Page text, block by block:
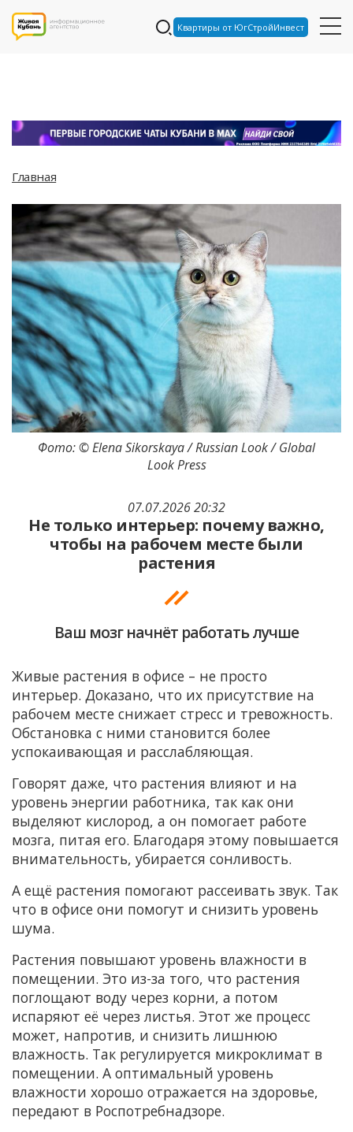
Квартиры от ЮгСтройИнвест
Главная
07.07.2026 20:32
Не только интерьер: почему важно,
чтобы на рабочем месте были
растения
Ваш мозг начнёт работать лучше
Фото: © Elena Sikorskaya / Russian Look / Global
Look Press
Живые растения в офисе – не просто
интерьер. Доказано, что их присутствие на
рабочем месте снижает стресс и тревожность.
Обстановка с ними становится более
успокаивающая и расслабляющая.
Говорят даже, что растения влияют и на
уровень энергии работника, так как они
выделяют кислород, а он помогает работе
мозга, питая его. Благодаря этому повышается
внимательность, убирается сонливость.
А ещё растения помогают рассеивать звук. Так
что в офисе они помогут и снизить уровень
шума.
Растения повышают уровень влажности в
помещении. Это из-за того, что растения
поглощают воду через корни, а потом
испаряют её через листья. Этот же процесс
может, напротив, и снизить лишнюю
влажность. Так регулируется микроклимат в
помещении. А оптимальный уровень
влажности хорошо отражается на здоровье,
передают в Роспотребнадзоре.